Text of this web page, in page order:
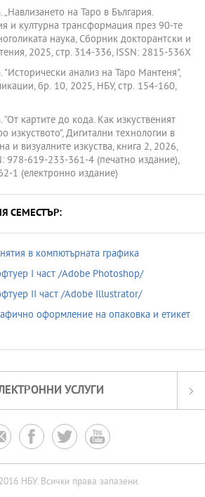
на Таро в България.
и културна трансформация през 90-те
наука, Сборник докторантски и
2025, стр. 314-336, ISSN: 2815-536X
"Исторически анализ на Таро Мантеня",
бр. 10, 2025, НБУ, стр. 154-160,
картите до кода. Как изкуственият
изкуството”, Дигитални технологии в
и визуалните изкуства, книга 2, 2026,
978-619-233-361-4 (печатно издание),
1 (електронно издание)
СЕМЕСТЪР:
в компютърната графика
I част /Adobe Photoshop/
II част /Adobe Illustrator/
оформление на опаковка и етикет
УСЛУГИ
  
НБУ. Всички права запазени.